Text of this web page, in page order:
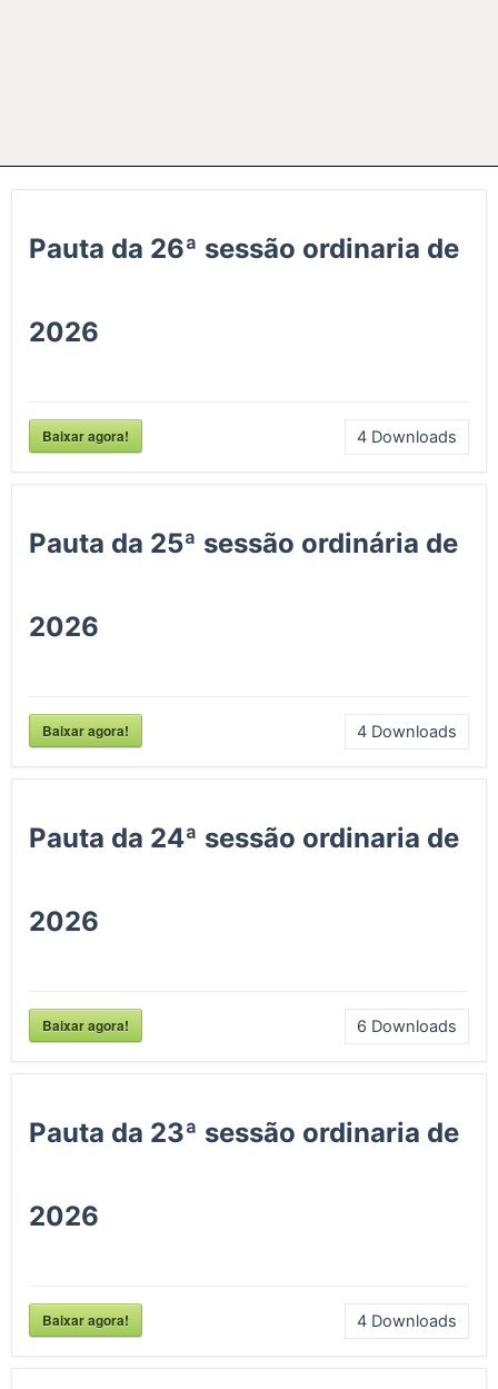
Pauta da 26ª sessão ordinaria de
2026
Baixar agora! 4 Downloads
Pauta da 25ª sessão ordinária de
2026
Baixar agora! 4 Downloads
Pauta da 24ª sessão ordinaria de
2026
Baixar agora! 6 Downloads
Pauta da 23ª sessão ordinaria de
2026
Baixar agora! 4 Downloads